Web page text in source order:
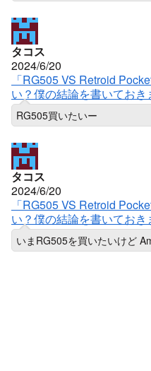
タコス
2024/6/20
「RG505 VS Retroid
い？僕の結論を書いておき
RG505買いたいー
タコス
2024/6/20
「RG505 VS Retroid
い？僕の結論を書いておき
いまRG505を買いたいけど